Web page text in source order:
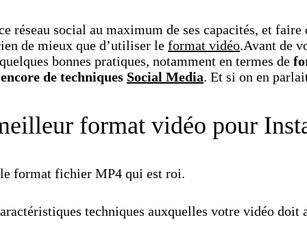
réseau social au maximum de ses capacités, et
de mieux que d’utiliser le format vidéo.Avant de
bonnes pratiques, notamment en termes de
de techniques Social Media. Et si on en
format vidéo pour
le format fichier MP4 qui est roi.
techniques auxquelles votre vidéo doit